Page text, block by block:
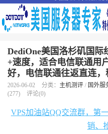
DediOne美国洛杉矶国际
+速度，适合电信联通用
好，电信联通往返直连
2026-06-02 分类： 主机测评 / 国外服
(277) 评论(0)
VPS加油站QQ交流群，第
销、